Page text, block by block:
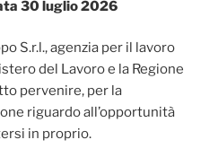
30 luglio 2026
S.r.l., agenzia per il lavoro
del Lavoro e la Regione
pervenire, per la
riguardo all’opportunità
in proprio.